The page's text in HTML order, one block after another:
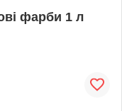
фарби 1 л